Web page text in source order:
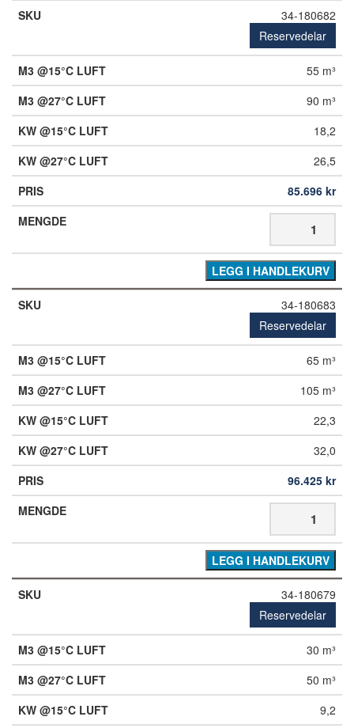
34-180682
Reservedelar
55 m³
90 m³
18,2
26,5
85.696 kr
LEGG I HANDLEKURV
34-180683
Reservedelar
65 m³
105 m³
22,3
32,0
96.425 kr
LEGG I HANDLEKURV
34-180679
Reservedelar
30 m³
50 m³
9,2